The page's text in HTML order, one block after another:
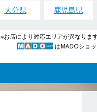
大分県 鹿児島県
※お店により対応エリアが異なりま
はMADOショッ